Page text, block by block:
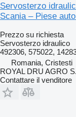
Servosterzo
Scania – Piese
Prezzo su richiesta
Servosterzo idraulico
492306, 575022,
Romania, Cristesti
ROYAL DRU AGRO
Contattare il venditore